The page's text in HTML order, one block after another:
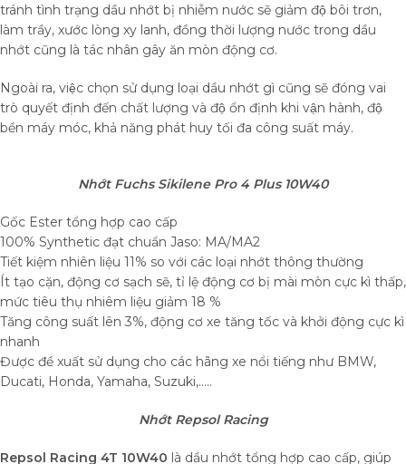
tránh tình trạng dầu nhớt bị nhiễm nước sẽ giảm độ bôi trơn,
làm trầy, xước lòng xy lanh, đồng thời lượng nước trong dầu
nhớt cũng là tác nhân gây ăn mòn động cơ.
Ngoài ra, việc chọn sử dụng loại dầu nhớt gì cũng sẽ đóng vai
trò quyết định đến chất lượng và độ ổn định khi vận hành, độ
bền máy móc, khả năng phát huy tối đa công suất máy.
Nhớt Fuchs Sikilene Pro 4 Plus 10W40
Gốc Ester tổng hợp cao cấp
100% Synthetic đạt chuẩn Jaso: MA/MA2
Tiết kiệm nhiên liệu 11% so với các loại nhớt thông thường
Ít tạo cặn, động cơ sạch sẽ, tỉ lệ động cơ bị mài mòn cực kì thấp,
mức tiêu thụ nhiêm liệu giảm 18 %
Tăng công suất lên 3%, động cơ xe tăng tốc và khởi động cực kì
nhanh
Được đề xuất sử dụng cho các hãng xe nổi tiếng như BMW,
Ducati, Honda, Yamaha, Suzuki,…..
Nhớt Repsol Racing
Repsol Racing 4T 10W40 là dầu nhớt tổng hợp cao cấp, giúp